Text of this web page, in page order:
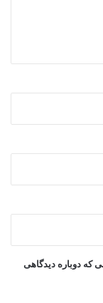
که دوباره دیدگاهی